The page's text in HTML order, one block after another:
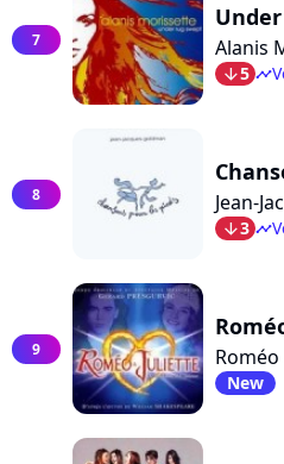
7 Alanis
arrow_bot5 timeline
8 Jean-
arrow_bot3 timeline
9
New